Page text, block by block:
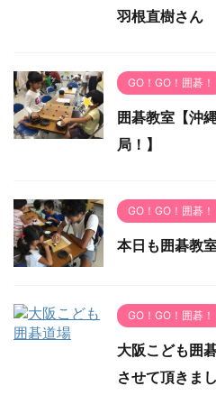
羽根直樹さん
GO！GO！囲碁！
囲碁教室【沖
局！】
GO！GO！囲碁！
本日も囲碁教
GO！GO！囲碁！
大阪こども囲
させて頂きま